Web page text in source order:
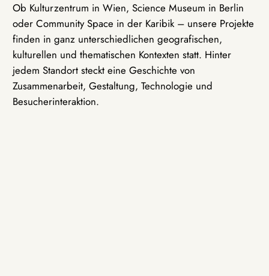
Ob Kulturzentrum in Wien, Science Museum in Berlin
oder Community Space in der Karibik – unsere Projekte
finden in ganz unterschiedlichen geografischen,
kulturellen und thematischen Kontexten statt. Hinter
jedem Standort steckt eine Geschichte von
Zusammenarbeit, Gestaltung, Technologie und
Besucherinteraktion.